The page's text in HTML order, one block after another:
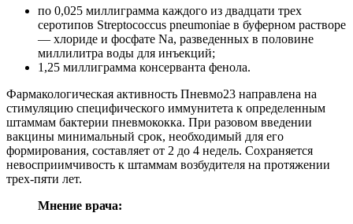
по 0,025 миллиграмма каждого из двадцати трех
серотипов Streptococcus pneumoniae в буферном растворе
— хлориде и фосфате Nа, разведенных в половине
миллилитра воды для инъекций;
1,25 миллиграмма консерванта фенола.
Фармакологическая активность Пневмо23 направлена на
стимуляцию специфического иммунитета к определенным
штаммам бактерии пневмококка. При разовом введении
вакцины минимальный срок, необходимый для его
формирования, составляет от 2 до 4 недель. Сохраняется
невосприимчивость к штаммам возбудителя на протяжении
трех-пяти лет.
Мнение врача: